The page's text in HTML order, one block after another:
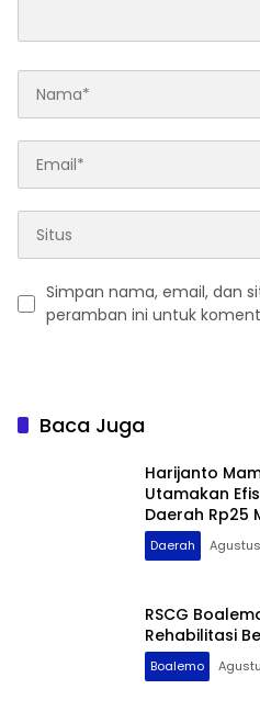
Simpan nama, email, dan
peramban ini untuk
Baca Juga
Harijanto
Utamakan
Daerah Rp25
Daerah
RSCG
Rehabilitasi
Boalemo